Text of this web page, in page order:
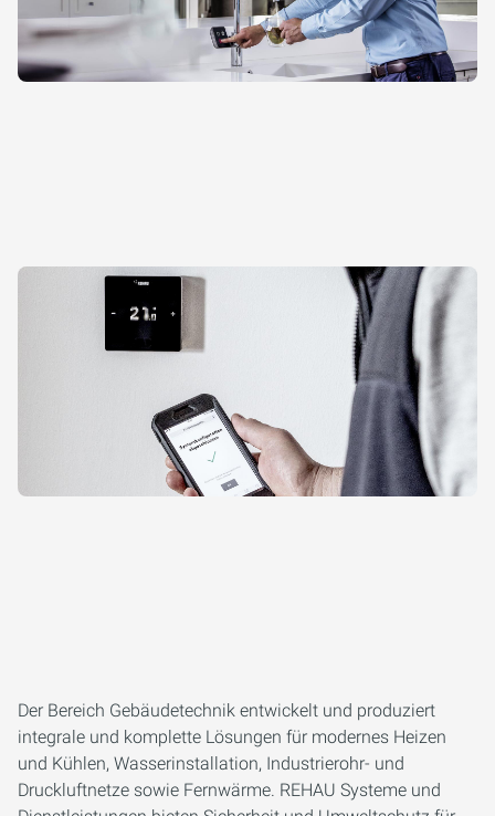
Der Bereich Gebäudetechnik entwickelt und produziert
integrale und komplette Lösungen für modernes Heizen
und Kühlen, Wasserinstallation, Industrierohr- und
Druckluftnetze sowie Fernwärme. REHAU Systeme und